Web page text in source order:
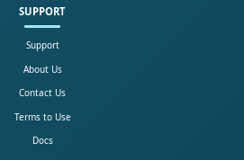
SUPPORT
Support
About Us
Contact Us
Terms to Use
Docs